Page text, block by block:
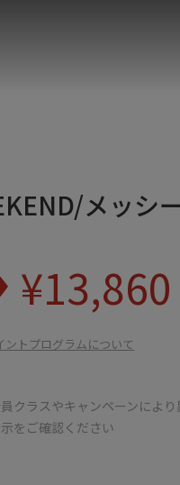
メッシ
¥13,860
ントプログラムについて
クラスやキャンペーンによ
をご確認ください